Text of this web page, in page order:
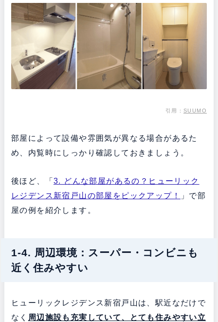
引用：SUUMO
部屋によって設備や雰囲気が異なる場合があるた
め、内覧時にしっかり確認しておきましょう。
後ほど、「 3. どんな部屋があるの？ヒューリック
レジデンス新宿戸山の部屋をピックアップ！
」で部
屋の例を紹介します。
1-4. 周辺環境：スーパー・コンビニも
近く住みやすい
ヒューリックレジデンス新宿戸山は、駅近なだけで
なく 周辺施設も充実していて、とても住みやすい立